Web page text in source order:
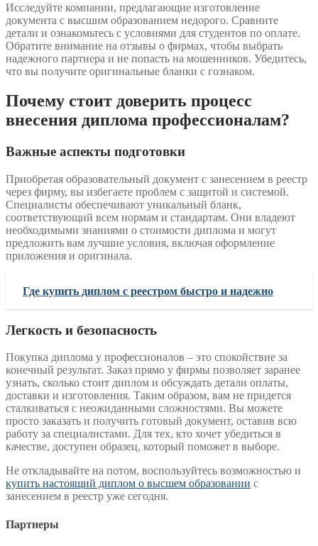
Исследуйте компании, предлагающие изготовление
документа с высшим образованием недорого. Сравните
детали и ознакомьтесь с условиями для студентов по оплате.
Обратите внимание на отзывы о фирмах, чтобы выбрать
надежного партнера и не попасть на мошенников. Убедитесь,
что вы получите оригинальные бланки с гознаком.
Почему стоит доверить процесс
внесения диплома профессионалам?
Важные аспекты подготовки
Приобретая образовательный документ с занесением в реестр
через фирму, вы избегаете проблем с защитой и системой.
Специалисты обеспечивают уникальный бланк,
соответствующий всем нормам и стандартам. Они владеют
необходимыми знаниями о стоимости диплома и могут
предложить вам лучшие условия, включая оформление
приложения и оригинала.
Где купить диплом с реестром быстро и надежно
Легкость и безопасность
Покупка диплома у профессионалов – это спокойствие за
конечный результат. Заказ прямо у фирмы позволяет заранее
узнать, сколько стоит диплом и обсуждать детали оплаты,
доставки и изготовления. Таким образом, вам не придется
сталкиваться с неожиданными сложностями. Вы можете
просто заказать и получить готовый документ, оставив всю
работу за специалистами. Для тех, кто хочет убедиться в
качестве, доступен образец, который поможет в выборе.
Не откладывайте на потом, воспользуйтесь возможностью и
купить настоящий диплом о высшем образовании с
занесением в реестр уже сегодня.
Партнеры